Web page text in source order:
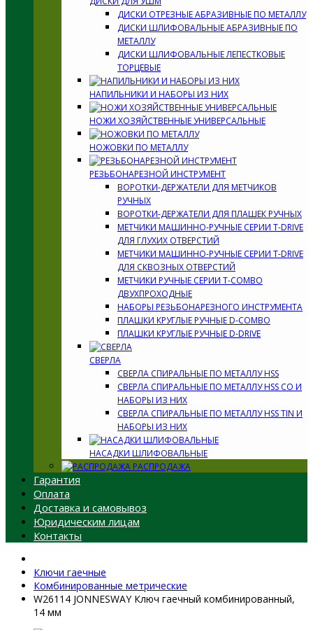
ДИСКИ ОТРЕЗНЫЕ АБРАЗИВНЫЕ ПО МЕТАЛЛУ
ДИСКИ ШЛИФОВАЛЬНЫЕ АБРАЗИВНЫЕ ПО
МЕТАЛЛУ
ДИСКИ ШЛИФОВАЛЬНЫЕ ЛЕПЕСТКОВЫЕ
ТОРЦЕВЫЕ
НАПИЛЬНИКИ И НАБОРЫ ИЗ НИХ
НОЖИ ХОЗЯЙСТВЕННЫЕ УНИВЕРСАЛЬНЫЕ
НОЖОВКИ ПО МЕТАЛЛУ
РЕЗЬБОНАРЕЗНОЙ ИНСТРУМЕНТ
ВОРОТКИ-ДЕРЖАТЕЛИ ДЛЯ МЕТЧИКОВ
РУЧНЫХ
ВОРОТКИ-ДЕРЖАТЕЛИ ДЛЯ ПЛАШЕК РУЧНЫХ
МЕТЧИКИ МАШИННО-РУЧНЫЕ СЕРИИ T-DRIVE
ДЛЯ ГЛУХИХ ОТВЕРСТИЙ
МЕТЧИКИ МАШИННО-РУЧНЫЕ СЕРИИ T-DRIVE
ДЛЯ СКВОЗНЫХ ОТВЕРСТИЙ
МЕТЧИКИ РУЧНЫЕ СЕРИИ T-COMBO
ДВУХПРОХОДНЫЕ
НАБОРЫ РЕЗЬБОНАРЕЗНОГО ИНСТРУМЕНТА
ПЛАШКИ КРУГЛЫЕ РУЧНЫЕ D-COMBO
ПЛАШКИ КРУГЛЫЕ РУЧНЫЕ D-DRIVE
СВЕРЛА
СВЕРЛА СПИРАЛЬНЫЕ ПО МЕТАЛЛУ HSS
СВЕРЛА СПИРАЛЬНЫЕ ПО МЕТАЛЛУ HSS CO И
НАБОРЫ ИЗ НИХ
СВЕРЛА СПИРАЛЬНЫЕ ПО МЕТАЛЛУ HSS TIN И
НАБОРЫ ИЗ НИХ
НАСАДКИ ШЛИФОВАЛЬНЫЕ
РАСПРОДАЖА
Гарантия
Оплата
Доставка и самовывоз
Юридическим лицам
Контакты
Ключи гаечные
Комбинированные метрические
W26114 JONNESWAY Ключ гаечный комбинированный,
14 мм